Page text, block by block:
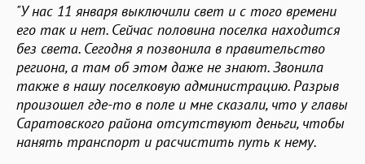
"У нас 11 января выключили свет и с того времени
его так и нет. Сейчас половина поселка находится
без света. Сегодня я позвонила в правительство
региона, а там об этом даже не знают. Звонила
также в нашу поселковую администрацию. Разрыв
произошел где-то в поле и мне сказали, что у главы
Саратовского района отсутствуют деньги, чтобы
нанять транспорт и расчистить путь к нему.